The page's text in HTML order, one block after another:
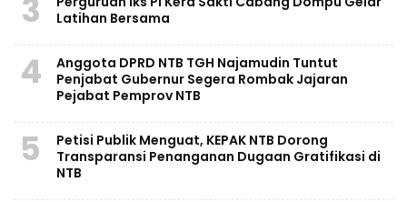
3
Latihan Bersama
4
Anggota DPRD NTB TGH Najamudin Tuntut
Penjabat Gubernur Segera Rombak Jajaran
Pejabat Pemprov NTB
5
Petisi Publik Menguat, KEPAK NTB Dorong
Transparansi Penanganan Dugaan Gratifikasi di
NTB